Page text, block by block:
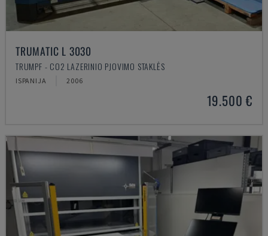
TRUMATIC L 3030
TRUMPF - CO2 LAZERINIO PJOVIMO STAKLĖS
ISPANIJA 2006
19.500 €